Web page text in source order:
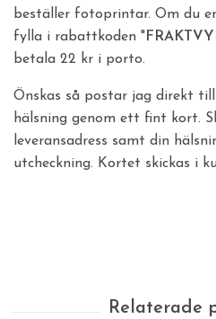
beställer fotoprintar. Om du
fylla i rabattkoden "
betala 22 kr i porto.
Önskas så postar jag direkt
hälsning genom ett fint kort.
leveransadress samt din
utcheckning. Kortet skickas i